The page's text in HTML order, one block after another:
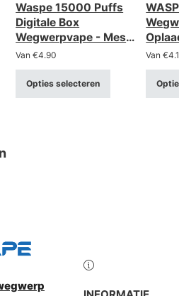
Waspe 15000 Puffs
Digitale Box
Wegwerpvape - Mesh
Coil, Oplaadbaar, LCD
Van€4.90
Opties selecteren
Coil,
Van€